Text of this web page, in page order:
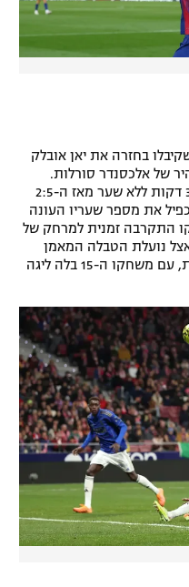
בחזרה את יאן אובלק
של אלכסנדר סורלות.
המפציץ הנורבגי שבר בצורת של 355 דקות ללא שער מאז ה-2:5
בדקה ה-16, ומיד הכפיל את מספר שעריו העונה
ה-26. אתלטיקו התקרבה זמנית למרחק של
נועלת הטבלה המאמן
לואיס קאריון עשה היסטוריה שלילית, עם משחקו ה-15 בלה ליגה